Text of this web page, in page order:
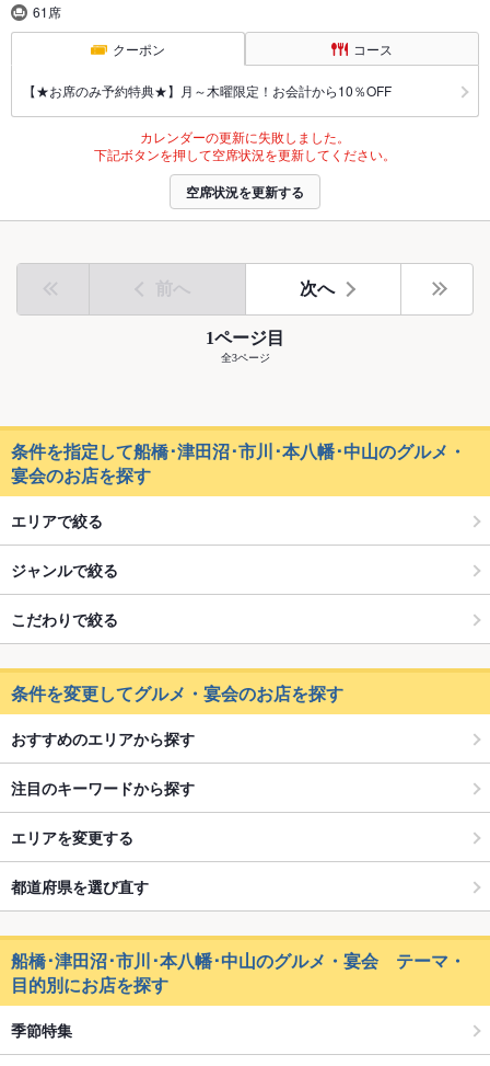
61席
クーポン コース
【★お席のみ予約特典★】月～木曜限定！お会計から10％OFF
カレンダーの更新に失敗しました。
下記ボタンを押して空席状況を更新してください。
空席状況を更新する
前へ 次へ
1ページ目
全3ページ
条件を指定して船橋･津田沼･市川･本八幡･中山のグルメ・
宴会のお店を探す
エリアで絞る
ジャンルで絞る
こだわりで絞る
条件を変更してグルメ・宴会のお店を探す
おすすめのエリアから探す
注目のキーワードから探す
エリアを変更する
都道府県を選び直す
船橋･津田沼･市川･本八幡･中山のグルメ・宴会 テーマ・
目的別にお店を探す
季節特集